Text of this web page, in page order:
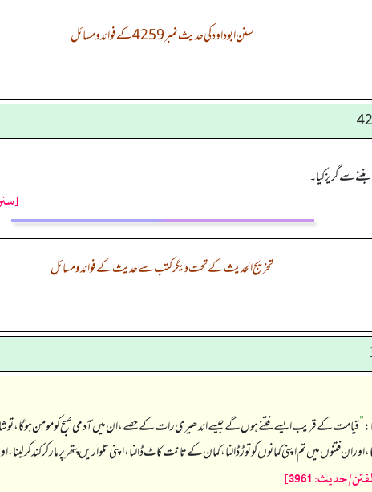
سنن ابوداود کی حدیث نمبر 4259 کے فوائد و مسائل
سے گریز کیا۔
تخریج الحدیث کے تحت دیگر کتب سے حدیث کے فوائد و مسائل
”قیامت کے قریب ایسے فتنے ہوں گے جیسے اندھیری رات کے حصے، ان میں آدمی صبح کو مومن ہو گا، تو شام کو
ان فتنوں میں تم اپنی کمانوں کو توڑ ڈالنا، کمان کے تانت کاٹ ڈالنا، اپنی تلواریں پتھر پر مار کر
حدیث: 3961]